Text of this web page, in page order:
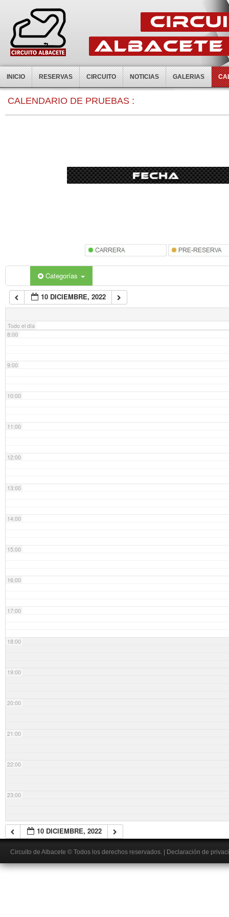
INICIO RESERVAS CIRCUITO NOTICIAS GALERIAS
CALENDARIO DE PRUEBAS :
Categorías
10 DICIEMBRE, 2022
Todo el día
0:00
7:00
8:00
9:00
10:00
11:00
12:00
13:00
14:00
15:00
16:00
17:00
18:00
19:00
20:00
21:00
22:00
23:00
10 DICIEMBRE, 2022
Circuito de Albacete © Todos los derechos reservados. Declaración de